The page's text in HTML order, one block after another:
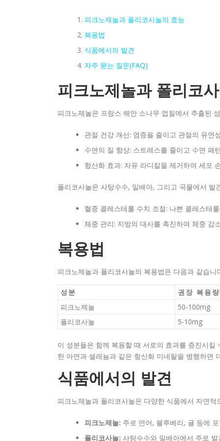
피크노제놀과 폴리코사놀의 효능
복용법
식품에서의 발견
자주 묻는 질문(FAQ)
피크노제놀과 폴리코
피크노제놀은 프랑스 해안 소나무 껍질에서 추출된
관절 건강 개선: 염증을 줄이고 관절의 유연
수면의 질 향상: 스트레스를 줄이고 수면 패
항산화 효과: 자유 라디칼을 제거하여 세포
폴리코사놀은 사탕수수, 밀배아, 그리고 곡물에서
혈중 콜레스테롤 수치 조절: 나쁜 콜레스테
체중 관리: 지방의 대사를 촉진하여 체중 감
복용법
피크노제놀과 폴리코사놀의 복용법은 다음과 같습니
성분 권장 복용량
피크노제놀
50-100mg
폴리코사놀
5-10mg
이 성분들은 함께 복용할 때 서로의 효과를 증진시
한 아연과 셀레늄과 같은 항산화 미네랄을 병행하면
식품에서의 발견
피크노제놀과 폴리코사놀은 다양한 식품에서 자연적
피크노제놀: 주로 연어, 블루베리, 귤 등에
폴리코사놀: 사탕수수와 밀배아에서 주로 발